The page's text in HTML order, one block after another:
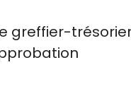
greffier-